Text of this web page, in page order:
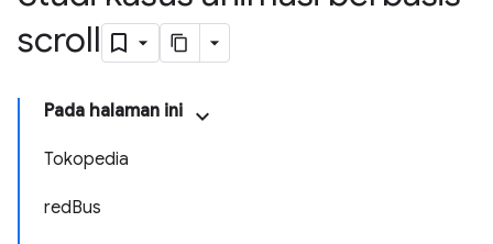
scroll
Pada halaman ini
Tokopedia
redBus